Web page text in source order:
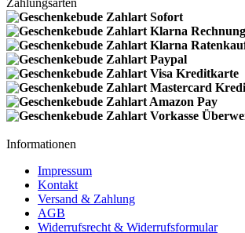
Informationen
Impressum
Kontakt
Versand & Zahlung
AGB
Widerrufsrecht & Widerrufsformular